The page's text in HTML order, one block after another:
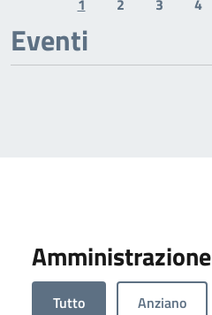
Previous page
Eventi
Amministrazione
Tutto Anziano